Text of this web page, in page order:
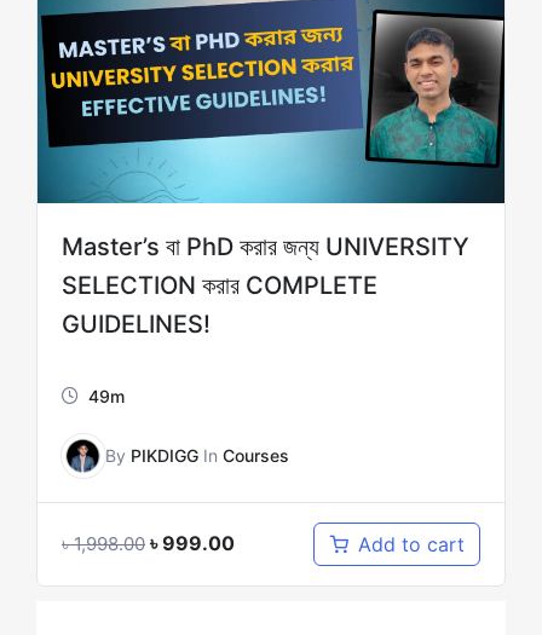
Master’s বা PhD করার জন্য UNIVERSITY
SELECTION করার COMPLETE
GUIDELINES!
49m
By PIKDIGG In Courses
৳1,998.00 ৳999.00 Add to cart